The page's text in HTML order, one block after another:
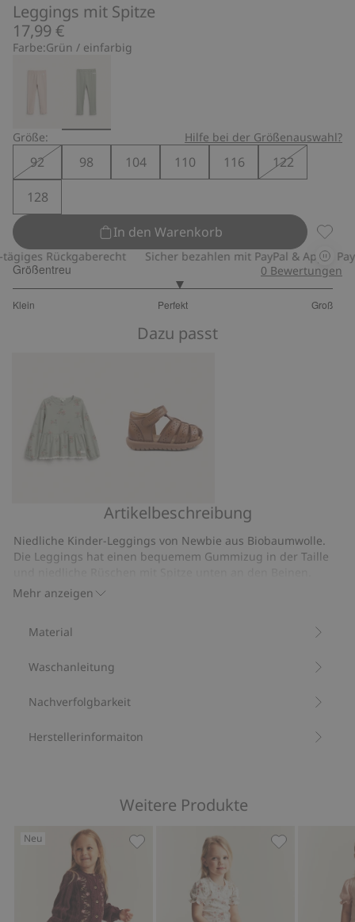
Leggings mit Spitze
17,99 €
Farbe:Grün / einfarbig
Größe: Hilfe bei der Größenauswahl?
92 98 104 110 116
122
128
In den Warenkorb
Rückgaberecht Sicher bezahlen mit PayPal & Apple Pay
Größentreu
Klein Perfekt Groß
von
0 Bewertungen
Dazu passt
Schößchen-
Oberteil
langen
Sandale
Artikelbeschreibung
Mehr anzeigen
Niedliche Kinder-Leggings von Newbie aus Biobaumwolle.
Die Leggings hat einen bequemem Gummizug in der Taille
Weiche und bequeme Basic-Leggings für Kinder.
Mit 95 % Biobaumwolle.
Bio-Baumwolle –GOTS
Material
Waschanleitung
Nachverfolgbarkeit
Herstellerinformaiton
Weitere Produkte
Neu
Geblümte Leggings mit Geblümte